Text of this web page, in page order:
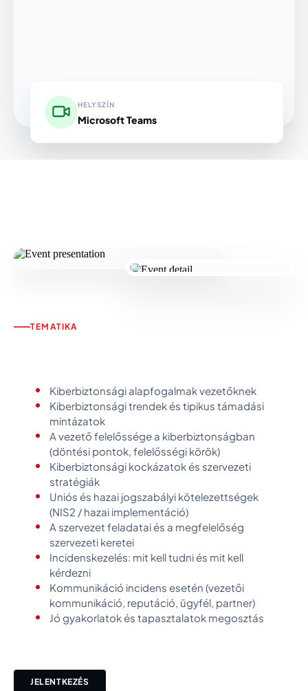
HELYSZÍN
Microsoft Teams
TEMATIKA
Kiberbiztonsági alapfogalmak vezetőknek
Kiberbiztonsági trendek és tipikus támadási
mintázatok
A vezető felelőssége a kiberbiztonságban
(döntési pontok, felelősségi körök)
Kiberbiztonsági kockázatok és szervezeti
stratégiák
Uniós és hazai jogszabályi kötelezettségek
(NIS2 / hazai implementáció)
A szervezet feladatai és a megfelelőség
szervezeti keretei
Incidenskezelés: mit kell tudni és mit kell
kérdezni
Kommunikáció incidens esetén (vezetői
kommunikáció, reputáció, ügyfél, partner)
Jó gyakorlatok és tapasztalatok megosztás
JELENTKEZÉS